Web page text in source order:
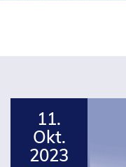
11.
Okt.
2023